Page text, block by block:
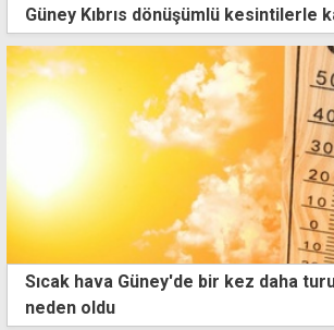
Güney Kıbrıs dönüşümlü kesintilerle
Sıcak hava Güney'de bir kez daha
neden oldu